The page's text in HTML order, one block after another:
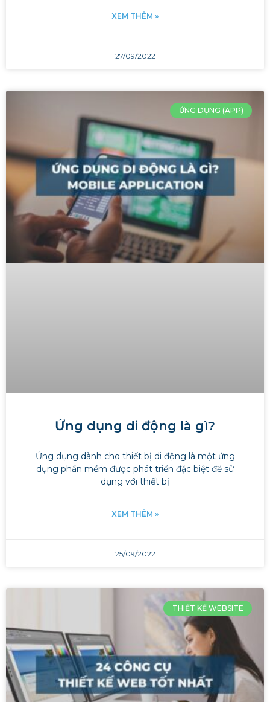
XEM THÊM »
27/09/2022
ỨNG DỤNG (APP)
Ứng dụng di động là gì?
Ứng dụng dành cho thiết bị di động là một ứng
dụng phần mềm được phát triển đặc biệt để sử
dụng với thiết bị
XEM THÊM »
25/09/2022
THIẾT KẾ WEBSITE